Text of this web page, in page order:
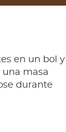
en un bol y
una masa
durante